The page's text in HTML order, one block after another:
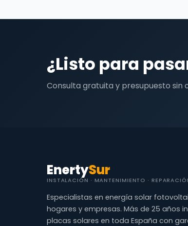
¿Listo para
Consulta gratuita y presupuesto sin
EnertySur
INSTALACIÓN · MANTENIMIENTO ·
Especialistas en energía solar
hogares y empresas. Más de 25 años
placas solares en toda España con